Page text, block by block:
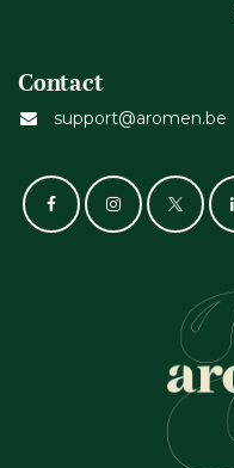
Contact
support@aromen.be